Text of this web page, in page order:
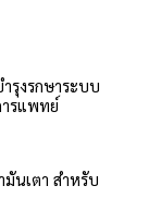
รุงรกษาระบบ
ารแพทย์
นเตา สำหรับ